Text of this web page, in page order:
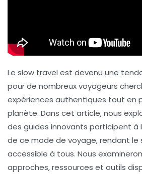
Le slow travel est devenu une
pour de nombreux voyageurs
expériences authentiques tout en
planète. Dans cet article, nous
des guides innovants participent
de ce mode de voyage, rendant le
accessible à tous. Nous
approches, ressources et outils